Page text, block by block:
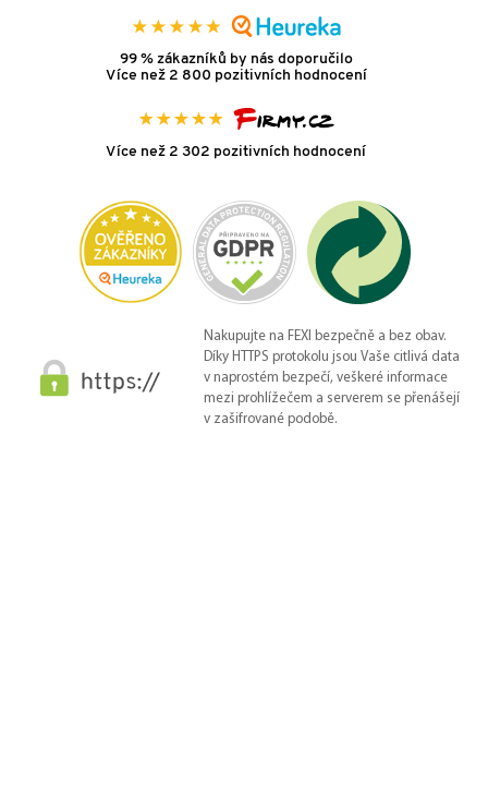
99 % zákazníků by nás doporučilo
Více než 2 800 pozitivních hodnocení
Více než 2 302 pozitivních hodnocení
Nakupujte na FEXI bezpečně a bez obav.
Díky HTTPS protokolu jsou Vaše citlivá data
v naprostém bezpečí, veškeré informace
mezi prohlížečem a serverem se přenášejí
v zašifrované podobě.